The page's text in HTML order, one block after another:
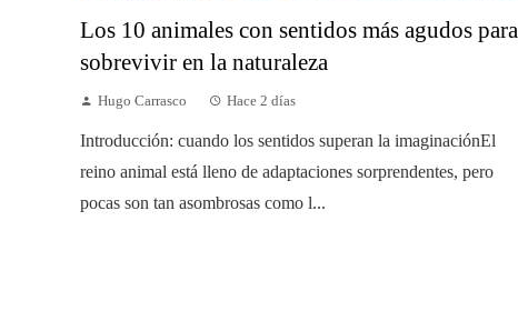
Los 10 animales con sentidos más agudos para
sobrevivir en la naturaleza
Hugo Carrasco Hace 2 días
Introducción: cuando los sentidos superan la imaginaciónEl
reino animal está lleno de adaptaciones sorprendentes, pero
pocas son tan asombrosas como l...